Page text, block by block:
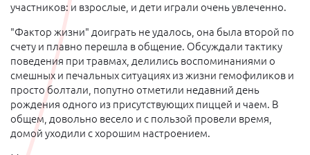
участников: и взрослые, и дети играли очень увлеченно.
"Фактор жизни" доиграть не удалось, она была второй по
счету и плавно перешла в общение. Обсуждали тактику
поведения при травмах, делились воспоминаниями о
смешных и печальных ситуациях из жизни гемофиликов и
просто болтали, попутно отметили недавний день
рождения одного из присутствующих пиццей и чаем. В
общем, довольно весело и с пользой провели время,
домой уходили с хорошим настроением.